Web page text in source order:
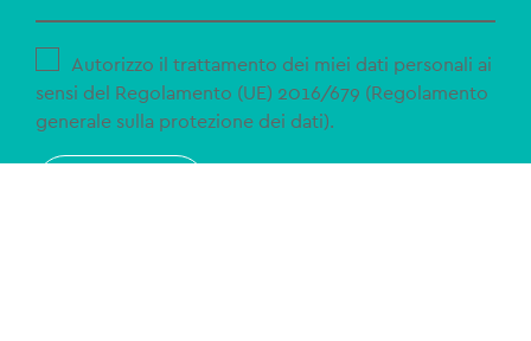
Autorizzo il trattamento dei miei dati personali ai
sensi del Regolamento (UE) 2016/679 (Regolamento
generale sulla protezione dei dati).